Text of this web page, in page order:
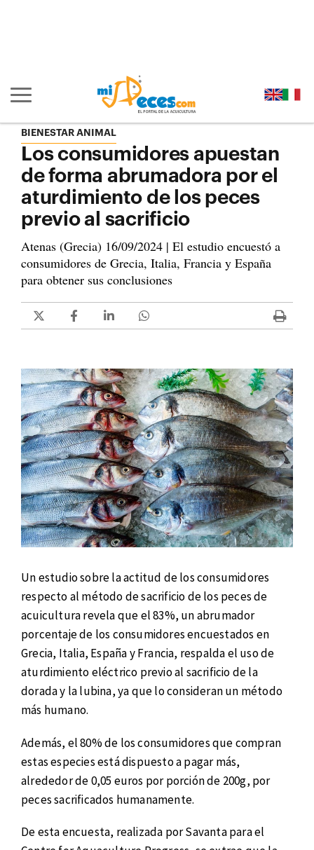
Mostrar/ocultar navegación principal
BIENESTAR ANIMAL
Los consumidores apuestan
de forma abrumadora por el
aturdimiento de los peces
previo al sacrificio
Atenas (Grecia) 16/09/2024 | El estudio encuestó a
consumidores de Grecia, Italia, Francia y España
para obtener sus conclusiones
Un estudio sobre la actitud de los consumidores
respecto al método de sacrificio de los peces de
acuicultura revela que el 83%, un abrumador
porcentaje de los consumidores encuestados en
Grecia, Italia, España y Francia, respalda el uso de
aturdimiento eléctrico previo al sacrificio de la
dorada y la lubina, ya que lo consideran un método
más humano.
Además, el 80% de los consumidores que compran
estas especies está dispuesto a pagar más,
alrededor de 0,05 euros por porción de 200g, por
peces sacrificados humanamente.
De esta encuesta, realizada por Savanta para el